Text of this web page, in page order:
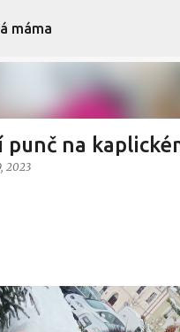
Přeskočit na hlavní obsah
máma
punč na
2023